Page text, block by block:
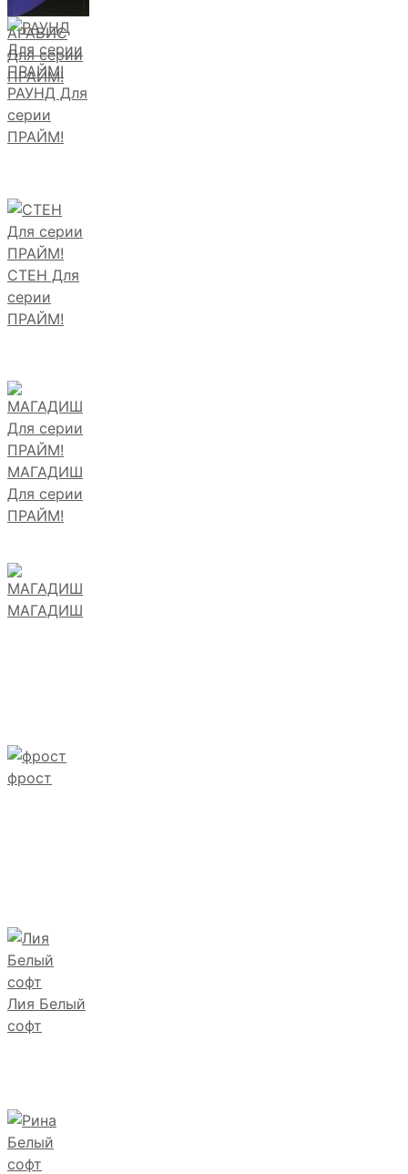
АРАБИС
Для серии
ПРАЙМ!
РАУНД Для
серии
ПРАЙМ!
СТЕН Для
серии
ПРАЙМ!
МАГАДИШ
Для серии
ПРАЙМ!
МАГАДИШ
фрост
Лия Белый
софт